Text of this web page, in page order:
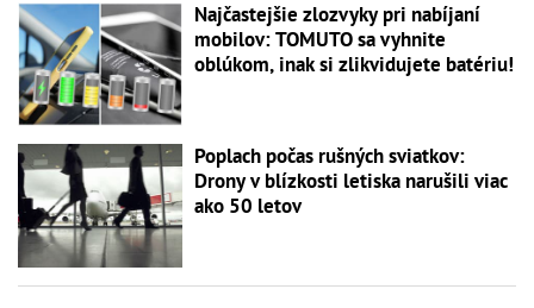
Najčastejšie zlozvyky pri nabíjaní
mobilov: TOMUTO sa vyhnite
oblúkom, inak si zlikvidujete batériu!
Poplach počas rušných sviatkov:
Drony v blízkosti letiska narušili viac
ako 50 letov